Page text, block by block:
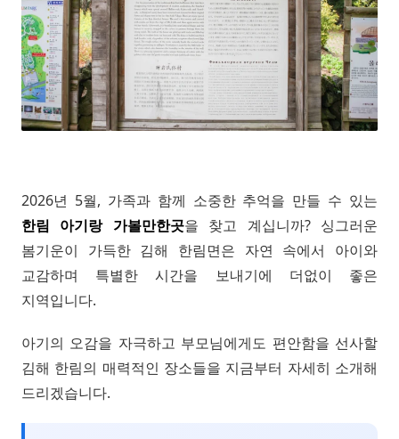
2026년 5월, 가족과 함께 소중한 추억을 만들 수 있는
한림 아기랑 가볼만한곳을 찾고 계십니까? 싱그러운
봄기운이 가득한 김해 한림면은 자연 속에서 아이와
교감하며 특별한 시간을 보내기에 더없이 좋은
지역입니다.
아기의 오감을 자극하고 부모님에게도 편안함을 선사할
김해 한림의 매력적인 장소들을 지금부터 자세히 소개해
드리겠습니다.